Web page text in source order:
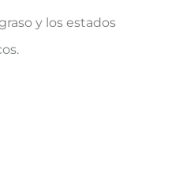
y los estados